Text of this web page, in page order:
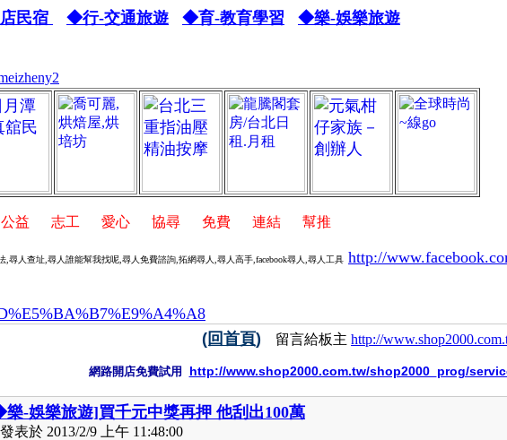
民宿 ◆行-交通旅遊 ◆育-教育學習 ◆樂-娛樂旅遊
益, 志工, 愛心, 協尋, 免費, 連結, 幫推
,尋人查址,尋人誰能幫我找呢,尋人免費諮詢,拓網尋人,尋人高手,facebook尋人,尋人工具 http://
(回首頁) 留言給板主 http://
網路開店免費試用 http://www.shop2000.com.tw/shop2000_prog/
-娛樂旅遊]買千元中獎再押 他刮出100萬
表於 2013/2/9 上午 11:48:00